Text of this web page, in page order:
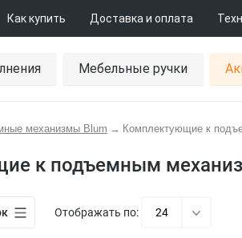
Как купить Доставка и оплата
Мебельные ручки
механизмы Blum → Комплектующие к
к подъемным
Отображать по: 24